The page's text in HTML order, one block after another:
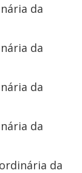
da
da
da
da
da